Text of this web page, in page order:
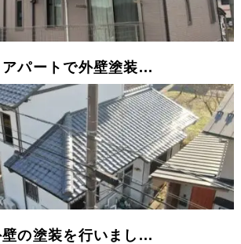
パートで外壁塗装...
の塗装を行いまし...